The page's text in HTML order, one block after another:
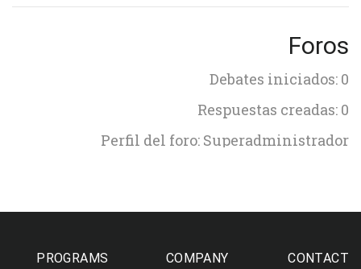
Foros
Debates iniciados: 0
Respuestas creadas: 0
Perfil del foro: Superadministrador
CONTACT
COMPANY
PROGRAMS